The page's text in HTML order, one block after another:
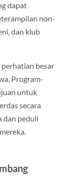
dapat
non-
dan klub
perhatian besar
Program-
untuk
secara
dan peduli